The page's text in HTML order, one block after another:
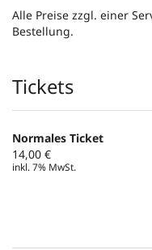
Alle Preise zzgl. einer
Bestellung.
Produkte
Tickets
Normales Ticket
14,00 €
inkl. 7% MwSt.